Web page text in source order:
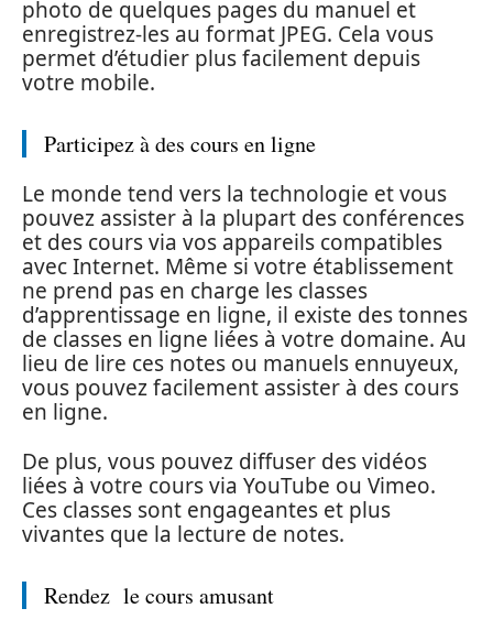
photo de quelques pages du manuel et
enregistrez-les au format JPEG. Cela vous
permet d’étudier plus facilement depuis
votre mobile.
Participez à des cours en ligne
Le monde tend vers la technologie et vous
pouvez assister à la plupart des conférences
et des cours via vos appareils compatibles
avec Internet. Même si votre établissement
ne prend pas en charge les classes
d’apprentissage en ligne, il existe des tonnes
de classes en ligne liées à votre domaine. Au
lieu de lire ces notes ou manuels ennuyeux,
vous pouvez facilement assister à des cours
en ligne.
De plus, vous pouvez diffuser des vidéos
liées à votre cours via YouTube ou Vimeo.
Ces classes sont engageantes et plus
vivantes que la lecture de notes.
Rendez le cours amusant